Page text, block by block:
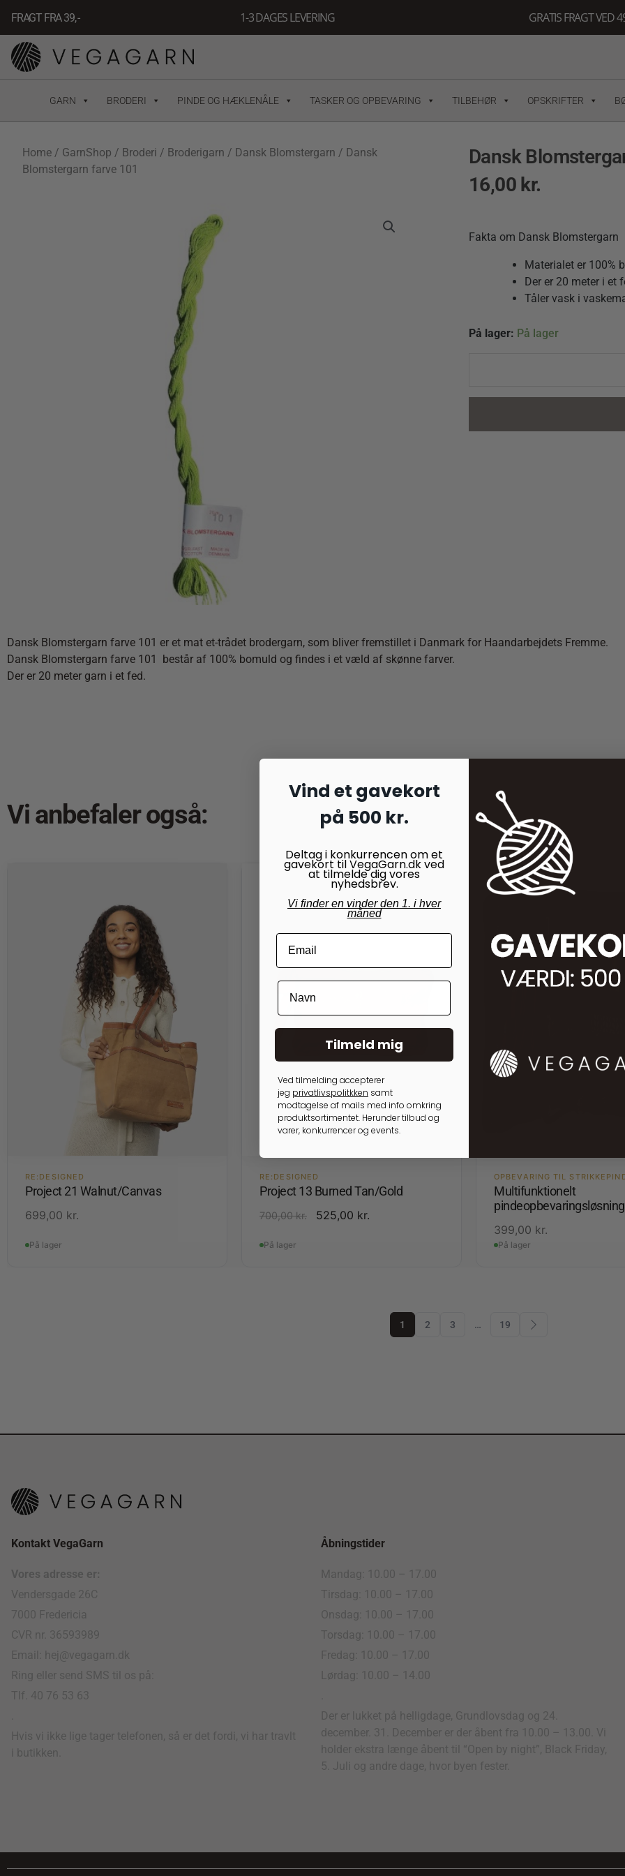
indholdet
FRAGT FRA 39, - 1-3 DAGES LEVERING GRATIS FRAGT VED
GARN BRODERI PINDE OG HÆKLENÅLE TASKER OG OPBEVARING TILBEHØR OPSKRIFTER
Home / GarnShop / Broderi / Broderigarn / Dansk Blomstergarn / Dansk
Blomstergarn farve 101
Dansk
16,00 kr.
Fakta om Dansk Blomstergarn
Materialet er 100%
Der er 20 meter i et
Tåler vask i
På lager: På lager
Dansk
quantity
Dansk Blomstergarn farve 101 er et mat et-trådet brodergarn, som bliver fremstillet i Danmark for Haandarbejdets Fremme.
Dansk Blomstergarn farve 101 består af 100% bomuld og findes i et væld af skønne farver.
Der er 20 meter garn i et fed.
Vi anbefaler også:
RE:DESIGNED
Project 21 Walnut/Canvas
699,00 kr.
På lager
RE:DESIGNED
Project 13 Burned Tan/Gold
700,00kr. 525,00 kr.
På lager
OPBEVARING TIL
Multifunktionelt
pindeopbevaringsløsning
399,00 kr.
På lager
1 2 3 … 19
Kontakt VegaGarn
Vores adresse er:
Vendersgade 26C
7000 Fredericia
CVR nr. 36593989
Email: hej@vegagarn.dk
Ring eller send SMS til os på:
Tlf. 40 76 53 63
Hvis vi ikke lige tager telefonen, så er det fordi, vi har travlt
i butikken.
Åbningstider
Mandag: 10.00 – 17.00
Tirsdag: 10.00 – 17.00
Onsdag: 10.00 – 17.00
Torsdag: 10.00 – 17.00
Fredag: 10.00 – 17.00
Lørdag: 10.00 – 14.00
Der er lukket på helligdage, Grundlovsdag og 24.
december. 31. December er der åbent fra 10.00 – 13.00. Vi
holder ekstra længe åbent til “Open by night”, Black Friday,
5. Juli og andre dage, hvor byen fester.
Vind et gavekort
på 500 kr.
Deltag i konkurrencen om et
gavekort til VegaGarn.dk ved
at tilmelde dig vores
nyhedsbrev.
Vi finder en vinder den 1. i hver
måned
Tilmeld mig
Ved tilmelding accepterer
jeg privatlivspolitkken samt
modtagelse af mails med info omkring
produktsortimentet. Herunder tilbud og
varer, konkurrencer og events.